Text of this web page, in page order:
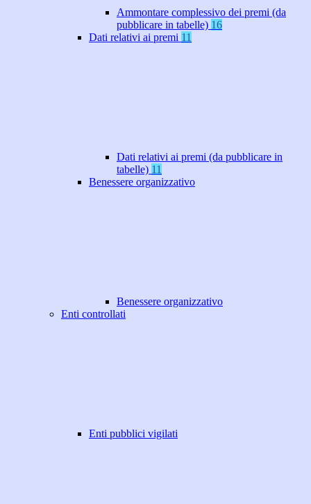
Ammontare complessivo dei premi (da
pubblicare in tabelle) 16
Dati relativi ai premi 11
Dati relativi ai premi (da pubblicare in
tabelle) 11
Benessere organizzativo
Benessere organizzativo
Enti controllati
Enti pubblici vigilati